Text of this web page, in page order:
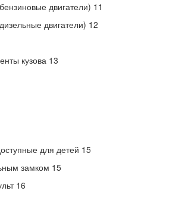
двигатели) 11
двигатели) 12
кузова 13
для детей 15
замком 15
16